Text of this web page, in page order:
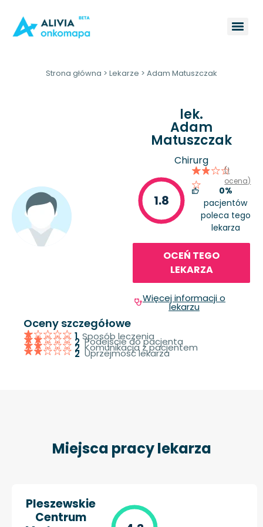
Strona główna > Lekarze > Adam Matuszczak
lek.
Adam
Matuszczak
Chirurg
1.8
(1
ocena)
0%
pacjentów
poleca tego
lekarza
OCEŃ TEGO
LEKARZA
Więcej informacji o
lekarzu
Oceny szczegółowe
1 Sposób leczenia
2 Podejście do pacjenta
2 Komunikacja z pacjentem
2 Uprzejmość lekarza
Miejsca pracy lekarza
Pleszewskie
Centrum